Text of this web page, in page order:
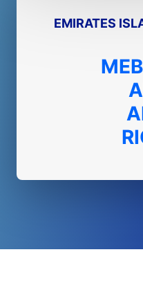
EMIRATES